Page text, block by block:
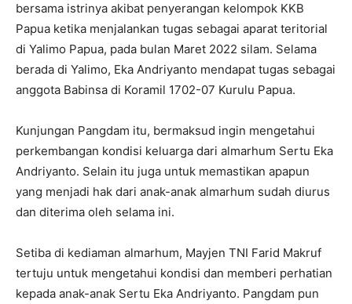
bersama istrinya akibat penyerangan kelompok KKB
Papua ketika menjalankan tugas sebagai aparat teritorial
di Yalimo Papua, pada bulan Maret 2022 silam. Selama
berada di Yalimo, Eka Andriyanto mendapat tugas sebagai
anggota Babinsa di Koramil 1702-07 Kurulu Papua.
Kunjungan Pangdam itu, bermaksud ingin mengetahui
perkembangan kondisi keluarga dari almarhum Sertu Eka
Andriyanto. Selain itu juga untuk memastikan apapun
yang menjadi hak dari anak-anak almarhum sudah diurus
dan diterima oleh selama ini.
Setiba di kediaman almarhum, Mayjen TNI Farid Makruf
tertuju untuk mengetahui kondisi dan memberi perhatian
kepada anak-anak Sertu Eka Andriyanto. Pangdam pun